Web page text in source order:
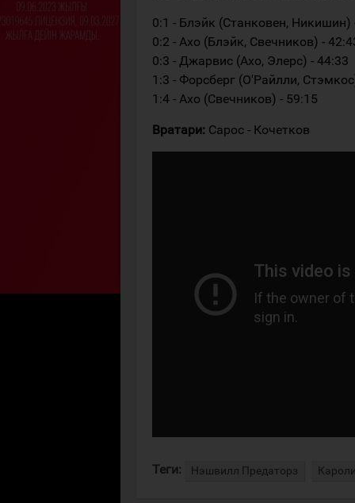
0:1 - Блэйк (Станковен, Никишин)
0:2 - Ахо (Блэйк, Свечников) -
0:3 - Джарвис (Ахо, Элерс) - 44:33
1:3 - Форсберг (О'Райлли,
1:4 - Ахо (Свечников) - 59:15
Вратари: Сарос - Кочетков
Теги: Нэшвилл Предаторз